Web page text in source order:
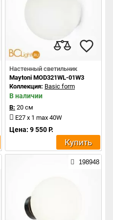
Настенный светильник
Maytoni MOD321WL-01W3
Коллекция: Basic form
В наличии
В: 20 см
E27 x 1 max 40W
Цена: 9 550 Р.
Купить
198948